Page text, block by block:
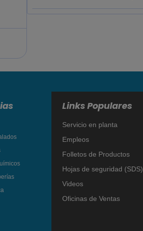
Links Populares
Servicio en planta
Empleos
Folletos de Productos
Hojas de seguridad (SDS)
Videos
Oficinas de Ventas